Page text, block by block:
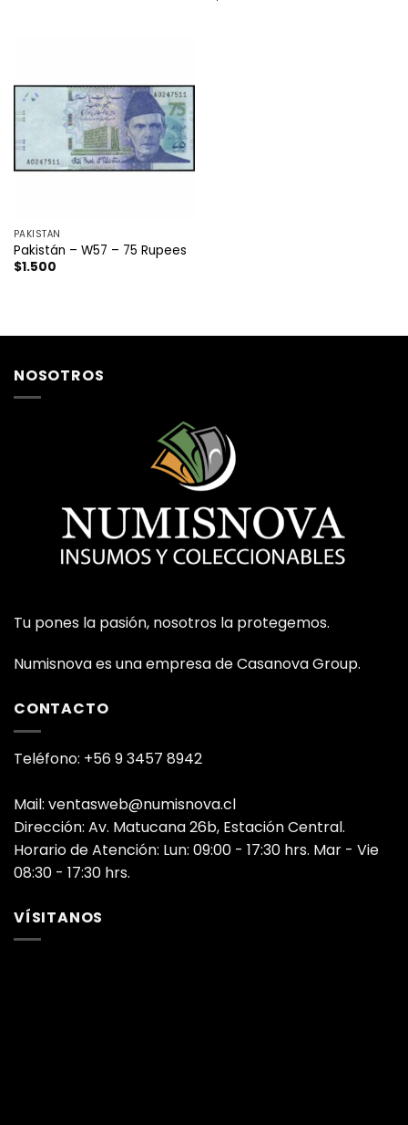
PAKISTÁN
Pakistán – W57 – 75 Rupees
$1.500
NOSOTROS
Tu pones la pasión, nosotros la protegemos.
Numisnova es una empresa de Casanova Group.
CONTACTO
Teléfono: +56 9 3457 8942
Mail: ventasweb@numisnova.cl
Dirección: Av. Matucana 26b, Estación Central.
Horario de Atención: Lun: 09:00 - 17:30 hrs. Mar - Vie
08:30 - 17:30 hrs.
VÍSITANOS